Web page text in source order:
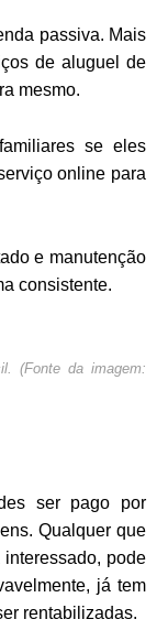
passiva. Mais
de aluguel de
mesmo.
se eles
online para
e manutenção
consistente.
(Fonte da imagem:
ser pago por
Qualquer que
pode
já tem
rentabilizadas.